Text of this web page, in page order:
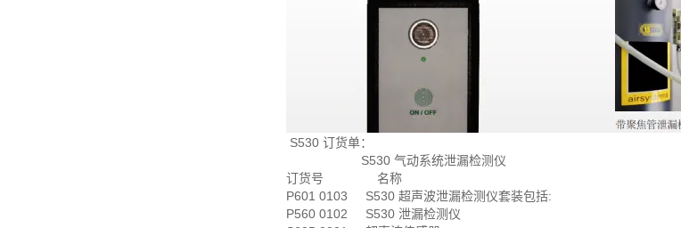
S530 订货单：
S530 气动系统泄漏检测仪
订货号 名称
P601 0103 S530 超声波泄漏检测仪套装包括:
P560 0102 S530 泄漏检测仪